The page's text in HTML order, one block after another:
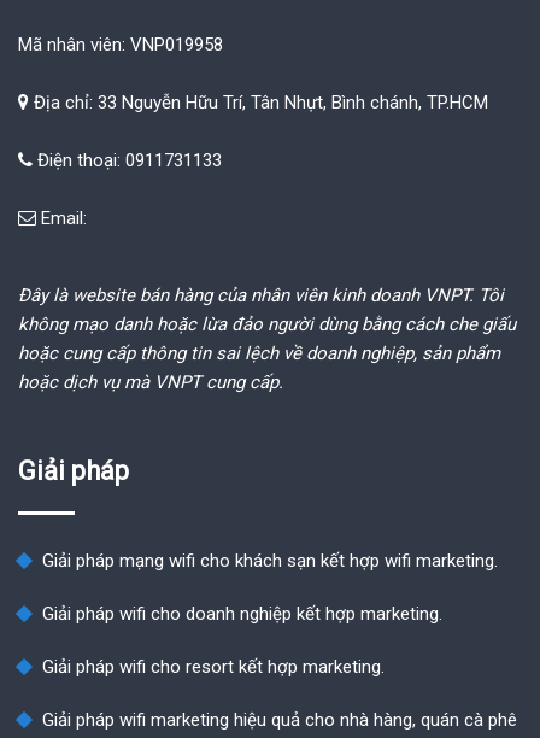
Mã nhân viên: VNP019958
Địa chỉ: 33 Nguyễn Hữu Trí, Tân Nhựt, Bình chánh, TP.HCM
Điện thoại: 0911731133
Email:
Đây là website bán hàng của nhân viên kinh doanh VNPT. Tôi
không mạo danh hoặc lừa đảo người dùng bằng cách che giấu
hoặc cung cấp thông tin sai lệch về doanh nghiệp, sản phẩm
hoặc dịch vụ mà VNPT cung cấp.
Giải pháp
Giải pháp mạng wifi cho khách sạn kết hợp wifi marketing.
Giải pháp wifi cho doanh nghiệp kết hợp marketing.
Giải pháp wifi cho resort kết hợp marketing.
Giải pháp wifi marketing hiệu quả cho nhà hàng, quán cà phê